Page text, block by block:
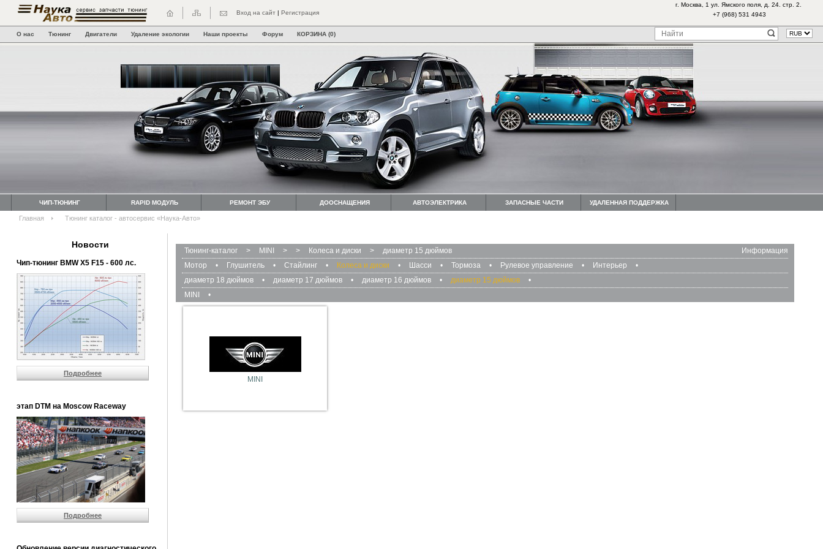
Вход на сайт | Регистрация
г. Москва, 1 ул. Ямского поля, д. 24. стр. 2.
+7 (968) 531 4943
О нас Тюнинг Двигатели Удаление экологии Наши проекты Форум КОРЗИНА (0)
ЧИП-ТЮНИНГ RAPID МОДУЛЬ РЕМОНТ ЭБУ ДООСНАЩЕНИЯ АВТОЭЛЕКТРИКА ЗАПАСНЫЕ ЧАСТИ УДАЛЕННАЯ ПОДДЕРЖКА
Главная Тюнинг каталог - автосервис «Наука-Авто»
Новости
Чип-тюнинг BMW Х5 F15 - 600 лс.
Подробнее
этап DTM на Moscow Raceway
Подробнее
Информация
Тюнинг-каталог > MINI > > Колеса и диски >
диаметр 15 дюймов
Мотор
• Глушитель • Стайлинг • Колеса и диски • Шасси • Тормоза • Рулевое управление • Интерьер
•
диаметр 18 дюймов
• диаметр 17 дюймов • диаметр 16 дюймов • диаметр 15 дюймов
•
MINI
•
MINI